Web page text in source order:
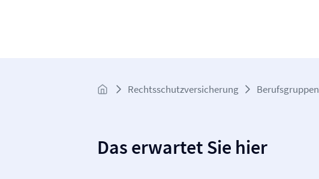
Rechtsschutz­­versicherung Berufsgruppen
Das erwartet Sie hier